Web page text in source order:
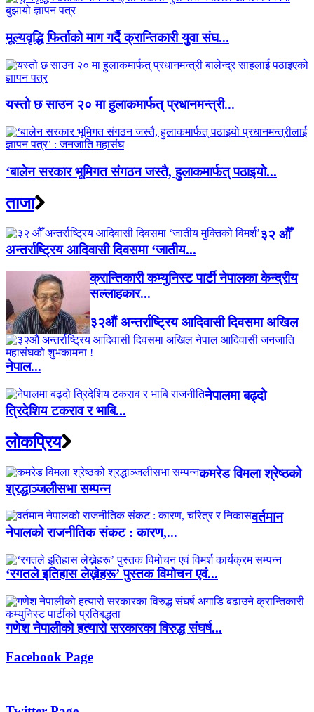
मूल्यवृद्धि फिर्ताको माग गर्दै क्रान्तिकारी युवा संघ...
यस्तो छ साउन २० मा हुलाकमार्फत् प्रधानमन्त्री...
‘बालेन सरकार भूमिगत संगठन जस्तै, हुलाकमार्फत् पठाइयो...
ताजा
३२ औँ
अन्तर्राष्ट्रिय आदिवासी दिवसमा ‘जातीय...
क्रान्तिकारी कम्युनिस्ट पार्टी नेपालका केन्द्रीय
सल्लाहकार...
३२औं अन्तर्राष्ट्रिय आदिवासी दिवसमा अखिल
नेपाल...
नेपालमा बढ्दो
त्रिदेशिय टकराव र भाबि...
लाेकप्रिय
कमरेड विमला श्रेष्ठको
श्रद्धाञ्जलीसभा सम्पन्न
वर्तमान
नेपालको राजनीतिक संकट : कारण,...
‘रगतले इतिहास लेख्नेहरू’ पुस्तक विमोचन एवं...
गणेश नेपालीको हत्यारो सरकारका विरुद्ध संघर्ष...
Facebook Page